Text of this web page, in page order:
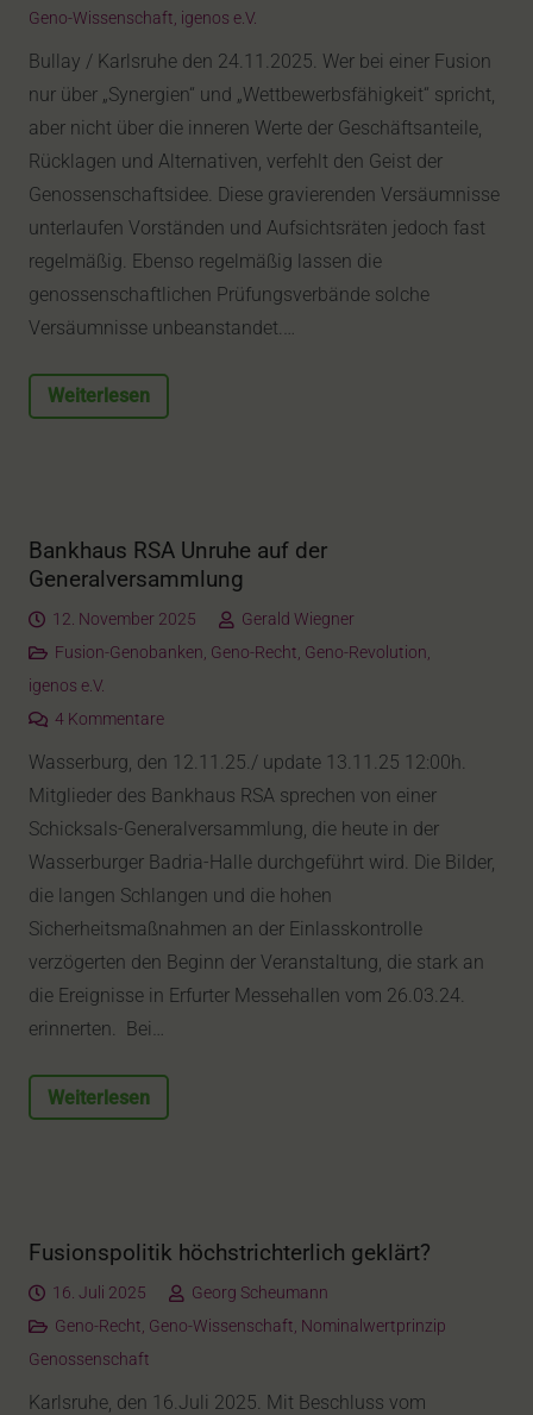
Geno-Wissenschaft, igenos e.V.
Bullay / Karlsruhe den 24.11.2025. Wer bei einer Fusion
nur über „Synergien“ und „Wettbewerbsfähigkeit“ spricht,
aber nicht über die inneren Werte der Geschäftsanteile,
Rücklagen und Alternativen, verfehlt den Geist der
Genossenschaftsidee. Diese gravierenden Versäumnisse
unterlaufen Vorständen und Aufsichtsräten jedoch fast
regelmäßig. Ebenso regelmäßig lassen die
genossenschaftlichen Prüfungsverbände solche
Versäumnisse unbeanstandet.…
Weiterlesen
Bankhaus RSA Unruhe auf der
Generalversammlung
12. November 2025
Gerald Wiegner
Fusion-Genobanken, Geno-Recht, Geno-Revolution,
igenos e.V.
4 Kommentare
Wasserburg, den 12.11.25./ update 13.11.25 12:00h.
Mitglieder des Bankhaus RSA sprechen von einer
Schicksals-Generalversammlung, die heute in der
Wasserburger Badria-Halle durchgeführt wird. Die Bilder,
die langen Schlangen und die hohen
Sicherheitsmaßnahmen an der Einlasskontrolle
verzögerten den Beginn der Veranstaltung, die stark an
die Ereignisse in Erfurter Messehallen vom 26.03.24.
erinnerten. Bei…
Weiterlesen
Fusionspolitik höchstrichterlich geklärt?
16. Juli 2025
Georg Scheumann
Geno-Recht, Geno-Wissenschaft, Nominalwertprinzip
Genossenschaft
Karlsruhe, den 16.Juli 2025. Mit Beschluss vom